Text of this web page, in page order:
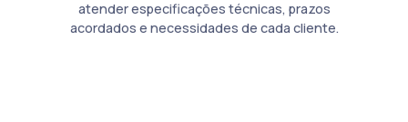
atender especificações técnicas, prazos
acordados e necessidades de cada cliente.